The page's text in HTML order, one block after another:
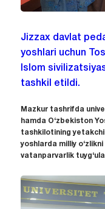
Jizzax davlat
yoshlari uchun
Islom
tashkil etildi.
Mazkur tashrifda
hamda O‘zbekiston
tashkilotining
yoshlarda milliy
vatanparvarlik